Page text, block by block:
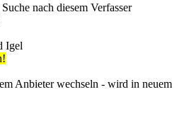
Suche nach diesem Verfasser
Igel
Anbieter wechseln - wird in neuem